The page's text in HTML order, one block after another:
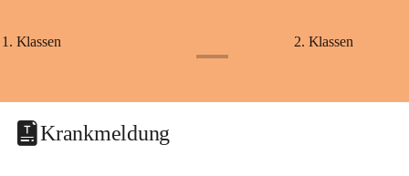
1. Klassen 2. Klassen
Krankmeldung